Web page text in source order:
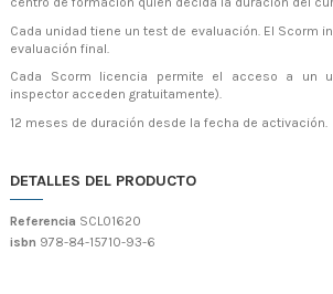
Cada unidad tiene un test de evaluación. El Scorm
evaluación final.
Cada Scorm licencia permite el acceso a un
inspector acceden gratuitamente).
12 meses de duración desde la fecha de activación.
DETALLES DEL PRODUCTO
Referencia SCL01620
isbn 978-84-15710-93-6